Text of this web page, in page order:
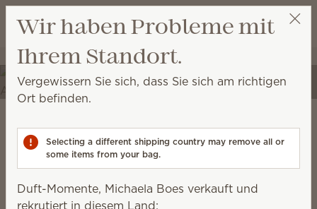
Wunschliste
Warenkorb
Duft-Momente, Michaela Boes
Erleben Sie Ihren Raum
neu.
Verwandeln Sie Ihr Zuhause in einen Ort der
hochwertigen Düften.
Scentsy Warm
Wir haben Probleme mit
Ihrem Standort.
Vergewissern Sie sich, dass Sie sich am richtigen
Ort befinden.
Selecting a different shipping country may remove all or
some items from your bag.
Duft-Momente, Michaela Boes verkauft und
rekrutiert in diesem Land: